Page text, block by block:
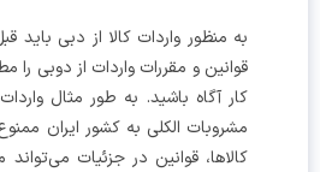
به منظور واردات کالا از دبی باید قبل از
قوانین و مقررات واردات از دوبی را
کار آگاه باشید. به طور مثال واردات برخی
مشروبات الکلی به کشور ایران ممنوع
کالاها، قوانین در جزئیات می‌تواند